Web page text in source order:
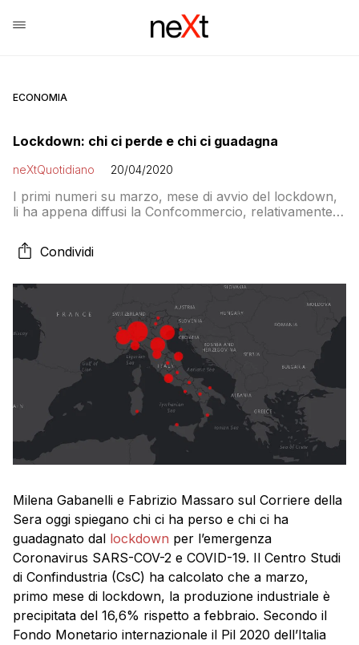
ECONOMIA
Lockdown: chi ci perde e chi ci guadagna
neXtQuotidiano 20/04/2020
I primi numeri su marzo, mese di avvio del lockdown,
li ha appena diffusi la Confcommercio, relativamente
2019. Il comparto alimentare ha registrato un +9,6%,
perché le famiglie hanno mangiato di più a casa e
prodotti farmaceutici e terapeutici; più 8% i servizi di
telecomunicazione, dato che internet è l’unico mezzo
che consente di lavorare da casa e di restare in
contatto con parenti e amici
Condividi
Milena Gabanelli e Fabrizio Massaro sul Corriere della
Sera oggi spiegano chi ci ha perso e chi ci ha
guadagnato dal lockdown per l’emergenza
Coronavirus SARS-COV-2 e COVID-19. Il Centro Studi
di Confindustria (CsC) ha calcolato che a marzo,
primo mese di lockdown, la produzione industriale è
precipitata del 16,6% rispetto a febbraio. Secondo il
Fondo Monetario internazionale il Pil 2020 dell’Italia